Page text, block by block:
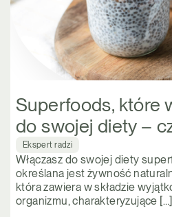
Superfoods, które
do swojej diety –
Ekspert radzi
Włączasz do swojej diety
określana jest żywność
która zawiera w składzie
organizmu, charakteryzujące […]